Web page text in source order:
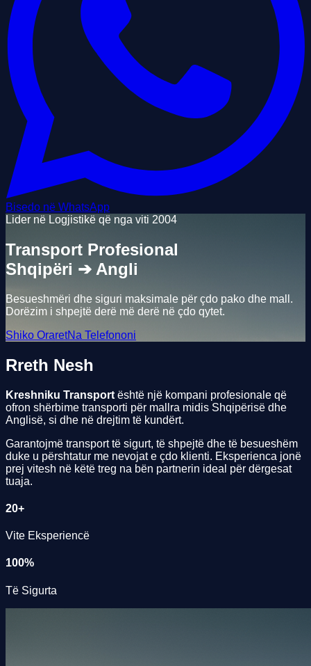
Bisedo në WhatsApp
Lider në Logjistikë që nga viti 2004
Transport Profesional
Shqipëri ➔ Angli
Besueshmëri dhe siguri maksimale për çdo pako dhe mall.
Dorëzim i shpejtë derë më derë në çdo qytet.
Shiko OraretNa Telefononi
Rreth Nesh
Kreshniku Transport është një kompani profesionale që
ofron shërbime transporti për mallra midis Shqipërisë dhe
Anglisë, si dhe në drejtim të kundërt.
Garantojmë transport të sigurt, të shpejtë dhe të besueshëm
duke u përshtatur me nevojat e çdo klienti. Eksperienca jonë
prej vitesh në këtë treg na bën partnerin ideal për dërgesat
tuaja.
20+
Vite Eksperiencë
100%
Të Sigurta